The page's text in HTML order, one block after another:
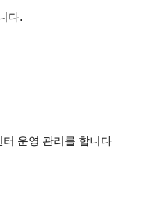
다.
운영 관리를 합니다